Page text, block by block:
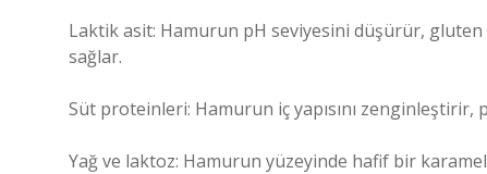
Laktik asit: Hamurun pH seviyesini düşürür, gluten
sağlar.
Süt proteinleri: Hamurun iç yapısını
Yağ ve laktoz: Hamurun yüzeyinde hafif bir